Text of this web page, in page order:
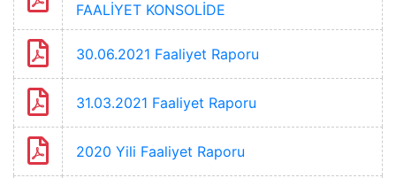
FAALİYET KONSOLİDE
30.06.2021 Faaliyet Raporu
31.03.2021 Faaliyet Raporu
2020 Yili Faaliyet Raporu